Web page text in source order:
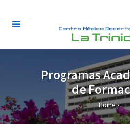
Programas
de
Home›